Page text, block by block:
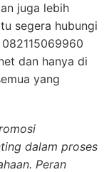
juga lebih
segera hubungi
dan hanya di
yang
dalam proses
Peran